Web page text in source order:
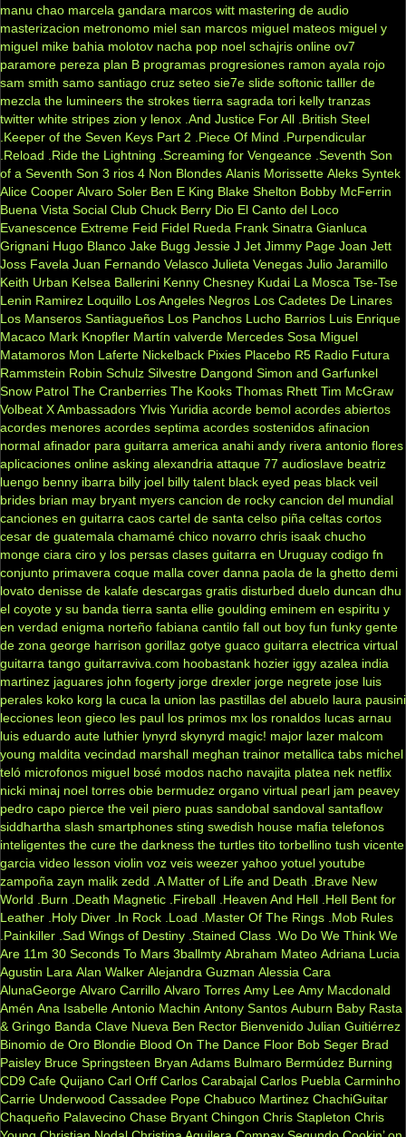
manu chao marcela gandara marcos witt mastering de audio
masterizacion metronomo miel san marcos miguel mateos miguel y
miguel mike bahia molotov nacha pop noel schajris online ov7
paramore pereza plan B programas progresiones ramon ayala rojo
sam smith samo santiago cruz seteo sie7e slide softonic talller de
mezcla the lumineers the strokes tierra sagrada tori kelly tranzas
twitter white stripes zion y lenox .And Justice For All .British Steel
.Keeper of the Seven Keys Part 2
.Piece Of Mind
.Purpendicular
.Reload
.Ride the Lightning .Screaming for Vengeance .Seventh Son
of a Seventh Son 3 rios 4 Non Blondes Alanis Morissette Aleks Syntek
Alice Cooper Alvaro Soler Ben E King Blake Shelton Bobby McFerrin
Buena Vista Social Club Chuck Berry Dio El Canto del Loco
Evanescence Extreme Feid Fidel Rueda Frank Sinatra Gianluca
Grignani Hugo Blanco Jake Bugg Jessie J Jet Jimmy Page Joan Jett
Joss Favela Juan Fernando Velasco Julieta Venegas Julio Jaramillo
Keith Urban Kelsea Ballerini Kenny Chesney Kudai La Mosca Tse-Tse
Lenin Ramirez Loquillo Los Angeles Negros Los Cadetes De Linares
Los Manseros Santiagueños Los Panchos Lucho Barrios Luis Enrique
Macaco Mark Knopfler Martín valverde Mercedes Sosa Miguel
Matamoros Mon Laferte Nickelback Pixies Placebo R5 Radio Futura
Rammstein Robin Schulz Silvestre Dangond Simon and Garfunkel
Snow Patrol The Cranberries The Kooks Thomas Rhett Tim McGraw
Volbeat X Ambassadors Ylvis Yuridia acorde bemol acordes abiertos
acordes menores acordes septima acordes sostenidos afinacion
normal afinador para guitarra america anahi andy rivera antonio flores
aplicaciones online asking alexandria attaque 77 audioslave beatriz
luengo benny ibarra billy joel billy talent black eyed peas black veil
brides brian may bryant myers cancion de rocky cancion del mundial
canciones en guitarra caos cartel de santa celso piña celtas cortos
cesar de guatemala chamamé chico novarro chris isaak chucho
monge ciara ciro y los persas clases guitarra en Uruguay codigo fn
conjunto primavera coque malla cover danna paola de la ghetto demi
lovato denisse de kalafe descargas gratis disturbed duelo duncan dhu
el coyote y su banda tierra santa ellie goulding eminem en espiritu y
en verdad enigma norteño fabiana cantilo fall out boy fun funky gente
de zona george harrison gorillaz gotye guaco guitarra electrica virtual
guitarra tango guitarraviva.com hoobastank hozier iggy azalea india
martinez jaguares john fogerty jorge drexler jorge negrete jose luis
perales koko korg la cuca la union las pastillas del abuelo laura pausini
lecciones leon gieco les paul los primos mx los ronaldos lucas arnau
luis eduardo aute luthier lynyrd skynyrd magic! major lazer malcom
young maldita vecindad marshall meghan trainor metallica tabs michel
teló microfonos miguel bosé modos nacho navajita platea nek netflix
nicki minaj noel torres obie bermudez organo virtual pearl jam peavey
pedro capo pierce the veil piero puas sandobal sandoval santaflow
siddhartha slash smartphones sting swedish house mafia telefonos
inteligentes the cure the darkness the turtles tito torbellino tush vicente
garcia video lesson violin voz veis weezer yahoo yotuel youtube
zampoña zayn malik zedd .A Matter of Life and Death
.Brave New
World
.Burn .Death Magnetic .Fireball .Heaven And Hell .Hell Bent for
Leather .Holy Diver .In Rock .Load .Master Of The Rings .Mob Rules
.Painkiller .Sad Wings of Destiny .Stained Class .Wo Do We Think We
Are 11m 30 Seconds To Mars 3ballmty Abraham Mateo Adriana Lucia
Agustin Lara Alan Walker Alejandra Guzman Alessia Cara
AlunaGeorge Alvaro Carrillo Alvaro Torres Amy Lee Amy Macdonald
Amén Ana Isabelle Antonio Machin Antony Santos Auburn Baby Rasta
& Gringo Banda Clave Nueva Ben Rector Bienvenido Julian Guitiérrez
Binomio de Oro Blondie Blood On The Dance Floor Bob Seger Brad
Paisley Bruce Springsteen Bryan Adams Bulmaro Bermúdez Burning
CD9 Cafe Quijano Carl Orff Carlos Carabajal Carlos Puebla Carminho
Carrie Underwood Cassadee Pope Chabuco Martinez ChachiGuitar
Chaqueño Palavecino Chase Bryant Chingon Chris Stapleton Chris